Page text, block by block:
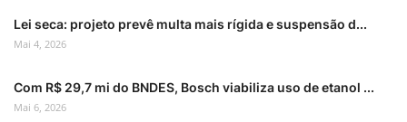
Lei seca: projeto prevê multa mais rígida e suspensão d...
Mai 4, 2026
Com R$ 29,7 mi do BNDES, Bosch viabiliza uso de etanol ...
Mai 6, 2026